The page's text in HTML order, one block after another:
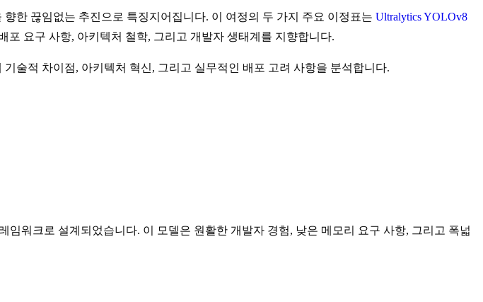
한 끊임없는 추진으로 특징지어집니다. 이 여정의 두 가지 주요 이정표는 Ultralytics YOLOv8
포 요구 사항, 아키텍처 철학, 그리고 개발자 생태계를 지향합니다.
술적 차이점, 아키텍처 혁신, 그리고 실무적인 배포 고려 사항을 분석합니다.
워크로 설계되었습니다. 이 모델은 원활한 개발자 경험, 낮은 메모리 요구 사항, 그리고 폭넓